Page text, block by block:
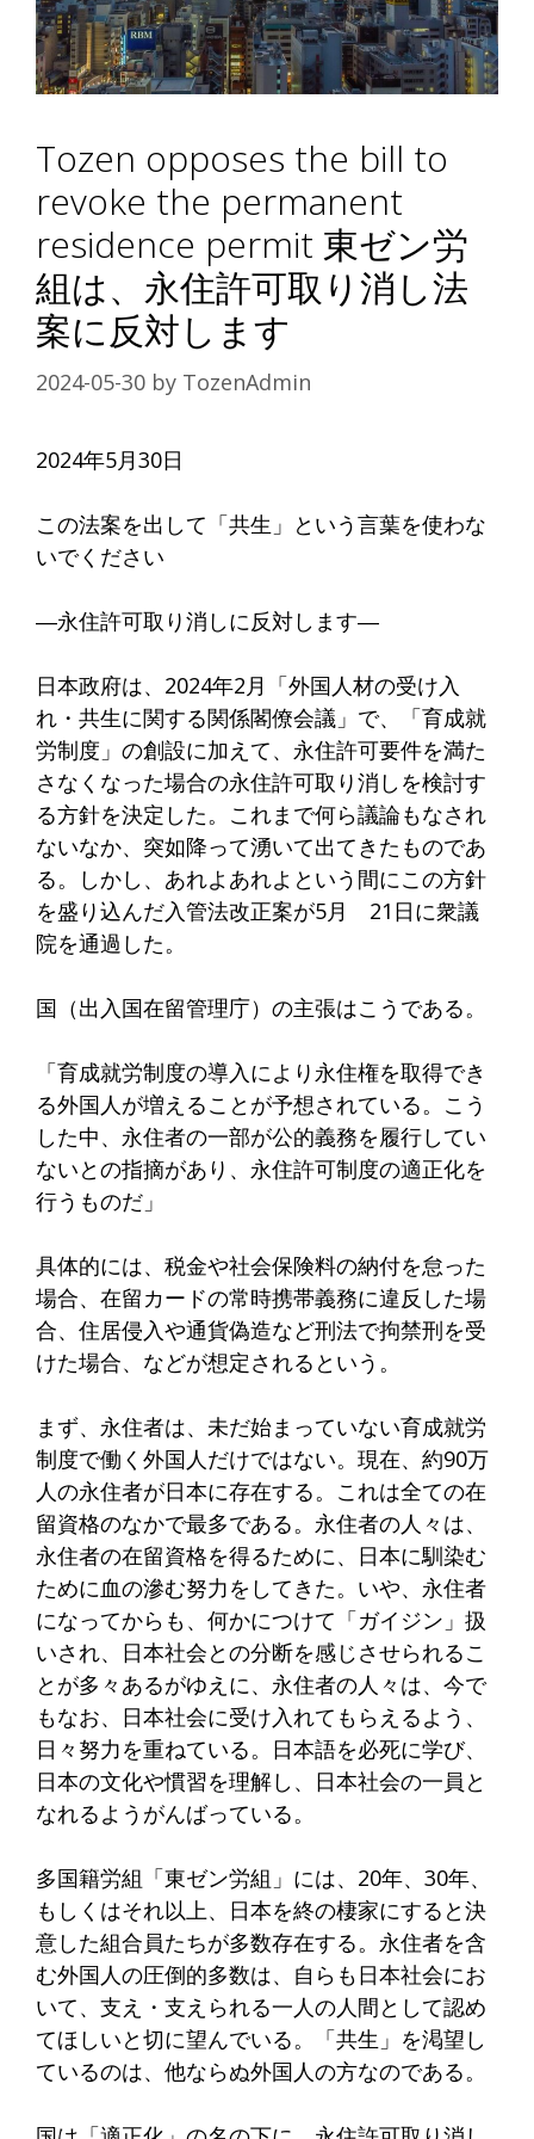
Tozen opposes the bill to
revoke the permanent
residence permit 東ゼン労
組は、永住許可取り消し法
案に反対します
2024-05-30 by TozenAdmin
2024年5月30日
この法案を出して「共生」という言葉を使わな
いでください
―永住許可取り消しに反対します―
日本政府は、2024年2月「外国人材の受け入
れ・共生に関する関係閣僚会議」で、「育成就
労制度」の創設に加えて、永住許可要件を満た
さなくなった場合の永住許可取り消しを検討す
る方針を決定した。これまで何ら議論もなされ
ないなか、突如降って湧いて出てきたものであ
る。しかし、あれよあれよという間にこの方針
を盛り込んだ入管法改正案が5月 21日に衆議
院を通過した。
国（出入国在留管理庁）の主張はこうである。
「育成就労制度の導入により永住権を取得でき
る外国人が増えることが予想されている。こう
した中、永住者の一部が公的義務を履行してい
ないとの指摘があり、永住許可制度の適正化を
行うものだ」
具体的には、税金や社会保険料の納付を怠った
場合、在留カードの常時携帯義務に違反した場
合、住居侵入や通貨偽造など刑法で拘禁刑を受
けた場合、などが想定されるという。
まず、永住者は、未だ始まっていない育成就労
制度で働く外国人だけではない。現在、約90万
人の永住者が日本に存在する。これは全ての在
留資格のなかで最多である。永住者の人々は、
永住者の在留資格を得るために、日本に馴染む
ために血の滲む努力をしてきた。いや、永住者
になってからも、何かにつけて「ガイジン」扱
いされ、日本社会との分断を感じさせられるこ
とが多々あるがゆえに、永住者の人々は、今で
もなお、日本社会に受け入れてもらえるよう、
日々努力を重ねている。日本語を必死に学び、
日本の文化や慣習を理解し、日本社会の一員と
なれるようがんばっている。
多国籍労組「東ゼン労組」には、20年、30年、
もしくはそれ以上、日本を終の棲家にすると決
意した組合員たちが多数存在する。永住者を含
む外国人の圧倒的多数は、自らも日本社会にお
いて、支え・支えられる一人の人間として認め
てほしいと切に望んでいる。「共生」を渇望し
ているのは、他ならぬ外国人の方なのである。